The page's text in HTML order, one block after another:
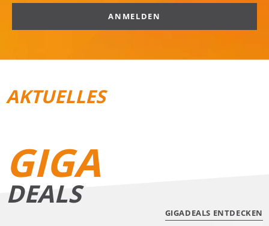
ANMELDEN
AKTUELLES
GIGA
DEALS
GIGADEALS ENTDECKEN